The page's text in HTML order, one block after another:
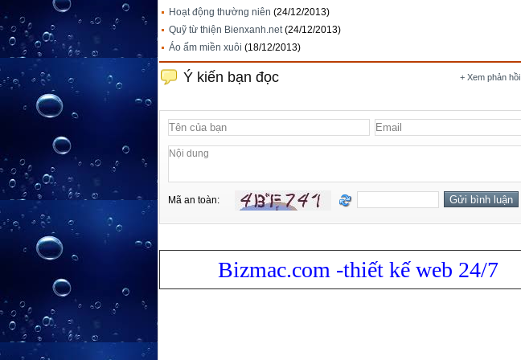
Hoạt động thường niên (24/12/2013)
Quỹ từ thiện Bienxanh.net (24/12/2013)
Áo ấm miền xuôi (18/12/2013)
+ Xem phản hồi
Ý kiến bạn đọc
Mã an toàn:
Bizmac.com -thiết kế web 24/7